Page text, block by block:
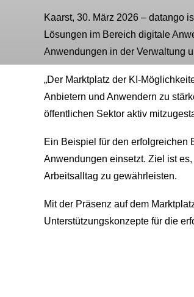
Kaarst, 30. März 2026 – datango
Lösungen im Bereich digitale
Anwendungen in der Verwaltung
„Der Marktplatz der KI-
Anbietern und Anwendern zu
öffentlichen Sektor aktiv
Ein Beispiel für den erfolgreichen
Anwendungen einsetzt. Ziel ist
Arbeitsalltag zu gewährleisten.
Mit der Präsenz auf dem
Unterstützungskonzepte für die